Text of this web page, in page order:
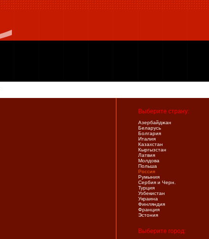
Выберите страну:
Азербайджан
Беларусь
Болгария
Италия
Казахстан
Кыргызстан
Латвия
Молдова
Польша
Россия
Румыния
Сербия и Черн.
Турция
Узбекистан
Украина
Финляндия
Франция
Эстония
Выберите город: